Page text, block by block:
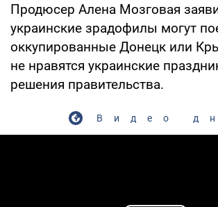
Продюсер Алена Мозговая
украинские зрадофилы могут
оккупированные Донецк или
не нравятся украинские
решения правительства.
Видео